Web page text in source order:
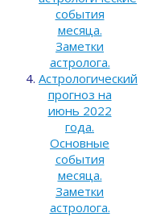
события
месяца.
Заметки
астролога.
Астрологический
прогноз на
июнь 2022
года.
Основные
события
месяца.
Заметки
астролога.